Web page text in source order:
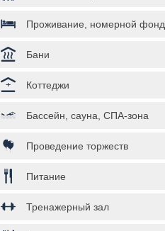
Проживание, номерной фонд
Бани
Коттеджи
Бассейн, сауна, СПА-зона
Проведение торжеств
Питание
Тренажерный зал